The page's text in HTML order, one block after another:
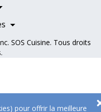
pour offrir la meilleure
la santé
. SOS Cuisine. Tous droits